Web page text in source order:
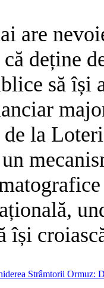
are
deține
să își
la
Strâmtorii